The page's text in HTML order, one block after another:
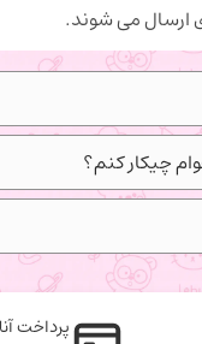
ارسال می شوند.
چیکار کنم؟
پرداخت